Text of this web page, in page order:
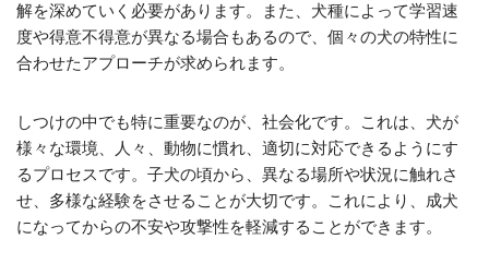
解を深めていく必要があります。また、犬種によって学習速
度や得意不得意が異なる場合もあるので、個々の犬の特性に
合わせたアプローチが求められます。
しつけの中でも特に重要なのが、社会化です。これは、犬が
様々な環境、人々、動物に慣れ、適切に対応できるようにす
るプロセスです。子犬の頃から、異なる場所や状況に触れさ
せ、多様な経験をさせることが大切です。これにより、成犬
になってからの不安や攻撃性を軽減することができます。